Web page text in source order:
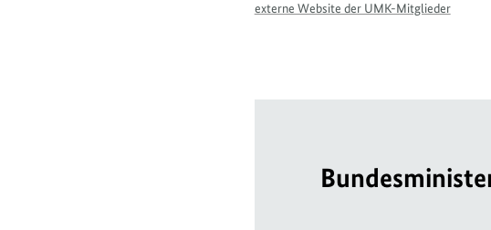
externe Website der UMK-Mitglieder